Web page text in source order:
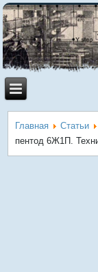
Главная Статьи
пентод 6Ж1П.